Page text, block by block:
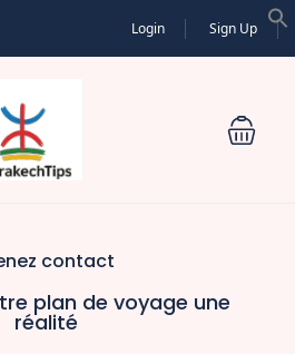
Login Sign Up
contact
plan de voyage une
réalité